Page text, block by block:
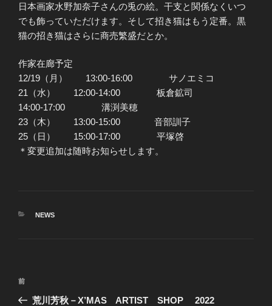
日本画家水野加奈子さんの兎の絵。干支と関係なくいつ
でも飾っていただけます。そして招き猫はもう定番。黒
猫の招き猫はさらに商売繁盛だとか。
作家在廊予定
12/19（月） 13:00-16:00 サノエミコ
21（水） 12:00-14:00 板倉鉱司
14:00-17:00 溝渕美穂
23（木） 13:00-15:00 音部訓子
25（日） 15:00-17:00 平塚啓
＊変更追加は随時お知らせします。
カ
NEWS
投
前
の
前
荒川芳秋－X’MAS ARTIST SHOP 2022